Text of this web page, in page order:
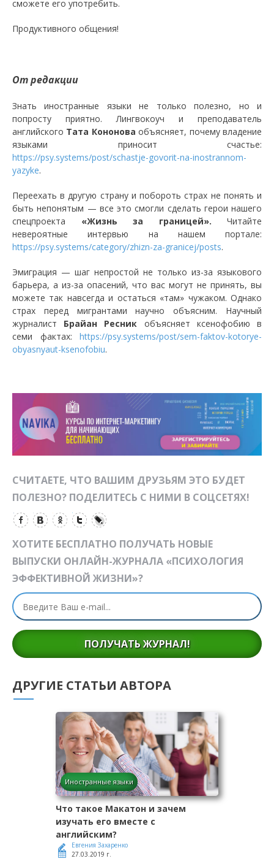
сможете его употребить.
Продуктивного общения!
От редакции
Знать иностранные языки не только полезно, но и
попросту приятно. Лингвокоуч и преподаватель
английского Тата Кононова объясняет, почему владение
языками приносит счастье:
https://psy.systems/post/schastje-govorit-na-inostrannom-
yazyke.
Переехать в другую страну и побороть страх не понять и
быть непонятым — все это смогли сделать герои нашего
спецпроекта «Жизнь за границей». Читайте
невероятные интервью на нашем портале:
https://psy.systems/category/zhizn-za-granicej/posts.
Эмиграция — шаг непростой не только из-за языкового
барьера, а из-за опасений, что вас могут не принять, вы
можете так навсегда и остаться «там» чужаком. Однако
страх перед мигрантами научно объясним. Научный
журналист Брайан Ресник объясняет ксенофобию в
семи фактах: https://psy.systems/post/sem-faktov-kotorye-
obyasnyaut-ksenofobiu.
СЧИТАЕТЕ, ЧТО ВАШИМ ДРУЗЬЯМ ЭТО БУДЕТ
ПОЛЕЗНО? ПОДЕЛИТЕСЬ С НИМИ В СОЦСЕТЯХ!
ХОТИТЕ БЕСПЛАТНО ПОЛУЧАТЬ НОВЫЕ
ВЫПУСКИ ОНЛАЙН-ЖУРНАЛА «ПСИХОЛОГИЯ
ЭФФЕКТИВНОЙ ЖИЗНИ»?
ПОЛУЧАТЬ ЖУРНАЛ!
ДРУГИЕ СТАТЬИ АВТОРА
Иностранные языки
Что такое Макатон и зачем
изучать его вместе с
английским?
Евгения Захаренко
27.03.2019 г.